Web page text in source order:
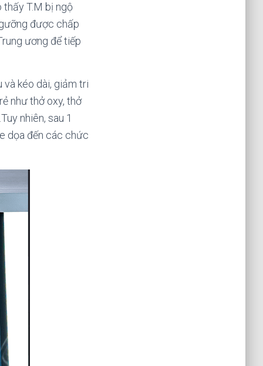
T.M bị ngộ
được chấp
ương để tiếp
và kéo dài, giảm tri
như thở oxy, thở
nhiên, sau 1
dọa đến các chức